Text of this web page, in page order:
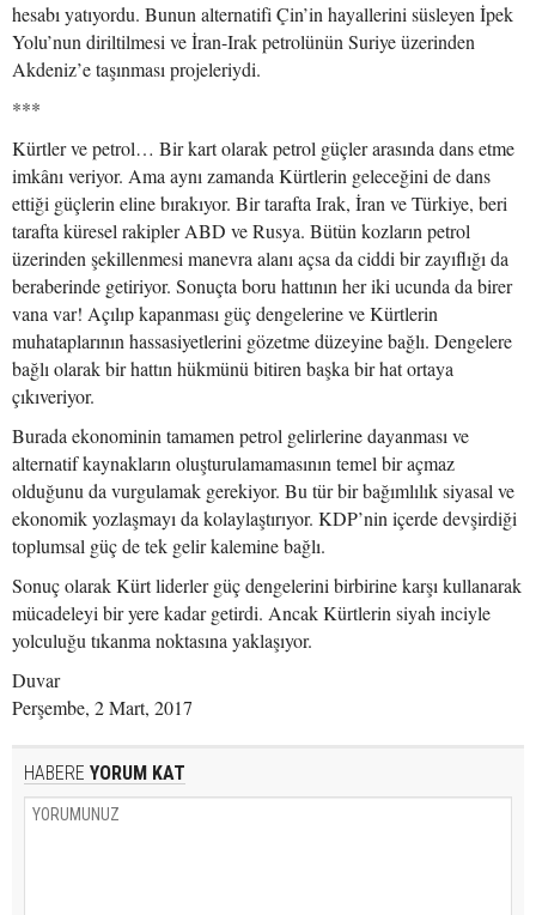
hesabı yatıyordu. Bunun alternatifi Çin’in hayallerini süsleyen İpek
Yolu’nun diriltilmesi ve İran-Irak petrolünün Suriye üzerinden
Akdeniz’e taşınması projeleriydi.
***
Kürtler ve petrol… Bir kart olarak petrol güçler arasında dans etme
imkânı veriyor. Ama aynı zamanda Kürtlerin geleceğini de dans
ettiği güçlerin eline bırakıyor. Bir tarafta Irak, İran ve Türkiye, beri
tarafta küresel rakipler ABD ve Rusya. Bütün kozların petrol
üzerinden şekillenmesi manevra alanı açsa da ciddi bir zayıflığı da
beraberinde getiriyor. Sonuçta boru hattının her iki ucunda da birer
vana var! Açılıp kapanması güç dengelerine ve Kürtlerin
muhataplarının hassasiyetlerini gözetme düzeyine bağlı. Dengelere
bağlı olarak bir hattın hükmünü bitiren başka bir hat ortaya
çıkıveriyor.
Burada ekonominin tamamen petrol gelirlerine dayanması ve
alternatif kaynakların oluşturulamamasının temel bir açmaz
olduğunu da vurgulamak gerekiyor. Bu tür bir bağımlılık siyasal ve
ekonomik yozlaşmayı da kolaylaştırıyor. KDP’nin içerde devşirdiği
toplumsal güç de tek gelir kalemine bağlı.
Sonuç olarak Kürt liderler güç dengelerini birbirine karşı kullanarak
mücadeleyi bir yere kadar getirdi. Ancak Kürtlerin siyah inciyle
yolculuğu tıkanma noktasına yaklaşıyor.
Duvar
Perşembe, 2 Mart, 2017
HABERE YORUM KAT